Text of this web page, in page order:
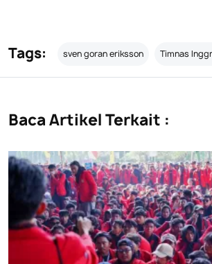
Tags: sven goran eriksson Timnas
Baca Artikel Terkait :